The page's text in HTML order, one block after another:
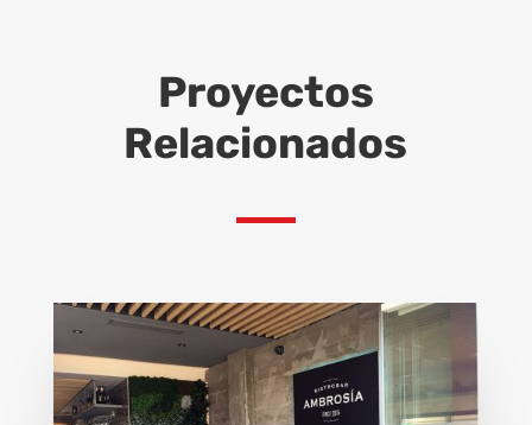
Proyectos
Relacionados